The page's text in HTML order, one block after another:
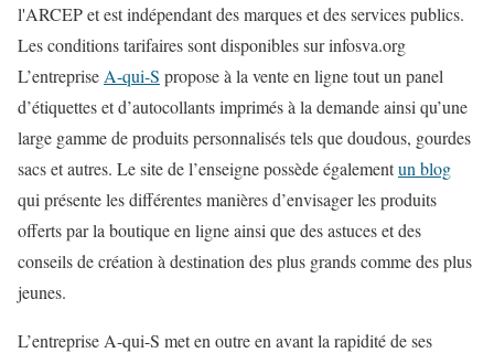
l'ARCEP et est indépendant des marques et des services publics.
Les conditions tarifaires sont disponibles sur infosva.org
L’entreprise A-qui-S propose à la vente en ligne tout un panel
d’étiquettes et d’autocollants imprimés à la demande ainsi qu’une
large gamme de produits personnalisés tels que doudous, gourdes
sacs et autres. Le site de l’enseigne possède égalementun blog
qui présente les différentes manières d’envisager les produits
offerts par la boutique en ligne ainsi que des astuces et des
conseils de création à destination des plus grands comme des plus
jeunes.
L’entreprise A-qui-S met en outre en avant la rapidité de ses